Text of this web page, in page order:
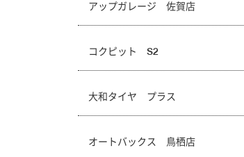
アップガレージ 佐賀店
コクピット S2
大和タイヤ プラス
オートバックス 鳥栖店